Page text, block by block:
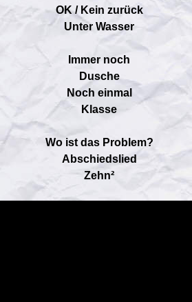
OK / Kein zurück
Unter Wasser
Immer noch
Dusche
Noch einmal
Klasse
Wo ist das Problem?
Abschiedslied
Zehn²